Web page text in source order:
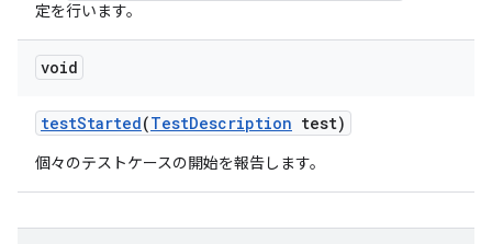
定を行います。
void
testStarted(TestDescription test)
個々のテストケースの開始を報告します。